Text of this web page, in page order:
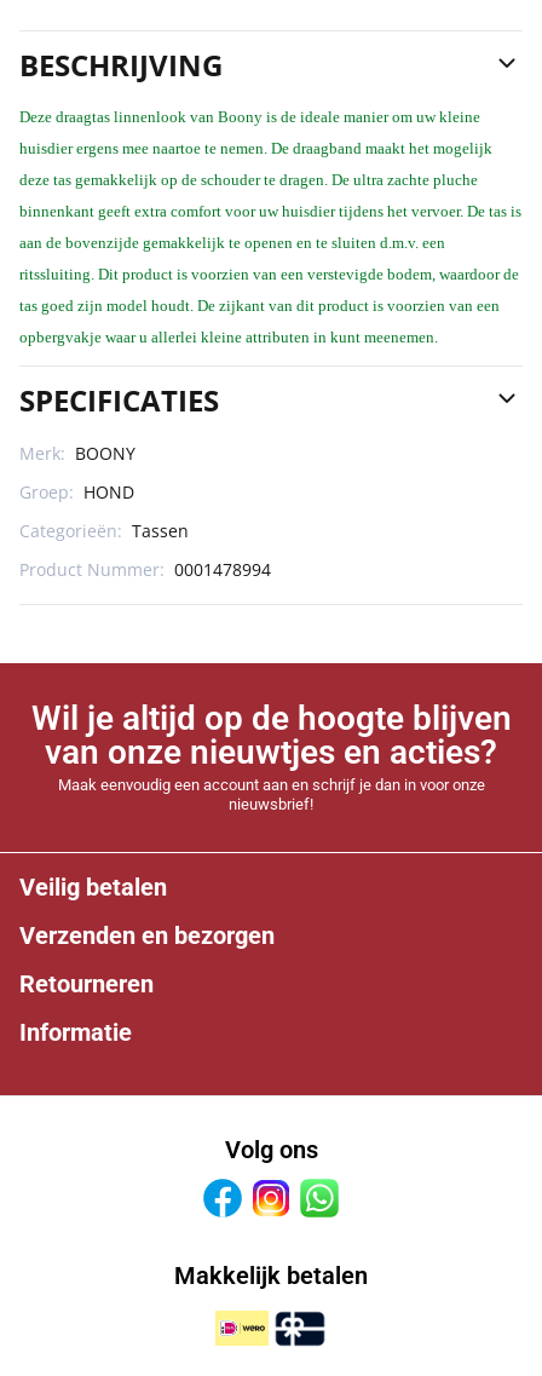
BESCHRIJVING
Deze draagtas linnenlook van Boony is de ideale manier om uw kleine
huisdier ergens mee naartoe te nemen. De draagband maakt het mogelijk
deze tas gemakkelijk op de schouder te dragen. De ultra zachte pluche
binnenkant geeft extra comfort voor uw huisdier tijdens het vervoer. De tas is
aan de bovenzijde gemakkelijk te openen en te sluiten d.m.v. een
ritssluiting. Dit product is voorzien van een verstevigde bodem, waardoor de
tas goed zijn model houdt. De zijkant van dit product is voorzien van een
opbergvakje waar u allerlei kleine attributen in kunt meenemen.
SPECIFICATIES
Merk: BOONY
Groep: HOND
Categorieën: Tassen
Product Nummer: 0001478994
Wil je altijd op de hoogte blijven
van onze nieuwtjes en acties?
Maak eenvoudig een account aan en schrijf je dan in voor onze
nieuwsbrief!
Veilig betalen
Verzenden en bezorgen
Retourneren
Informatie
Volg ons
FacebookInstagram
Makkelijk betalen